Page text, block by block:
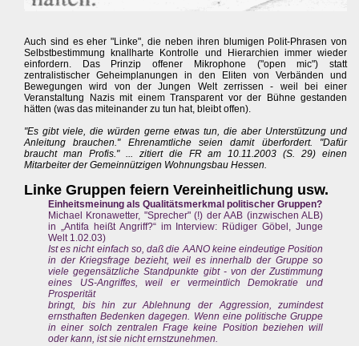
Auch sind es eher "Linke", die neben ihren blumigen Polit-Phrasen von
Selbstbestimmung knallharte Kontrolle und Hierarchien immer wieder
einfordern. Das Prinzip offener Mikrophone ("open mic") statt
zentralistischer Geheimplanungen in den Eliten von Verbänden und
Bewegungen wird von der Jungen Welt zerrissen - weil bei einer
Veranstaltung Nazis mit einem Transparent vor der Bühne gestanden
hätten (was das miteinander zu tun hat, bleibt offen).
"Es gibt viele, die würden gerne etwas tun, die aber Unterstützung und
Anleitung brauchen." Ehrenamtliche seien damit überfordert. "Dafür
braucht man Profis." ... zitiert die FR am 10.11.2003 (S. 29) einen
Mitarbeiter der Gemeinnützigen Wohnungsbau Hessen.
Linke Gruppen feiern Vereinheitlichung usw.
Einheitsmeinung als Qualitätsmerkmal politischer Gruppen?
Michael Kronawetter, "Sprecher" (!) der AAB (inzwischen ALB)
in „Antifa heißt Angriff?“ im Interview: Rüdiger Göbel, Junge
Welt 1.02.03)
Ist es nicht einfach so, daß die AANO keine eindeutige Position
in der Kriegsfrage bezieht, weil es innerhalb der Gruppe so
viele gegensätzliche Standpunkte gibt - von der Zustimmung
eines US-Angriffes, weil er vermeintlich Demokratie und
Prosperität
bringt, bis hin zur Ablehnung der Aggression, zumindest
ernsthaften Bedenken dagegen. Wenn eine politische Gruppe
in einer solch zentralen Frage keine Position beziehen will
oder kann, ist sie nicht ernstzunehmen.